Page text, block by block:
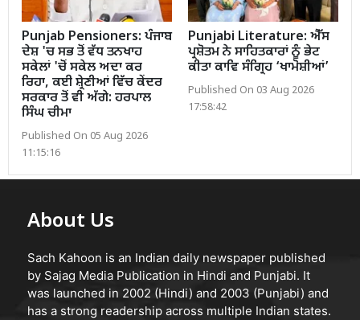
Punjab Pensioners: ਪੰਜਾਬ
ਦੇਸ਼ 'ਚ ਸਭ ਤੋਂ ਵੱਧ ਤਨਖਾਹ
ਸਕੇਲਾਂ 'ਚੋਂ ਸਕੇਲ ਅਦਾ ਕਰ
ਰਿਹਾ, ਕਈ ਸ਼੍ਰੇਣੀਆਂ ਵਿੱਚ ਕੇਂਦਰ
ਸਰਕਾਰ ਤੋਂ ਵੀ ਅੱਗੇ: ਹਰਪਾਲ
ਸਿੰਘ ਚੀਮਾ
Published On 05 Aug 2026
11:15:16
Punjabi Literature: ਐੱਸ
ਪ੍ਰਸ਼ੋਤਮ ਨੇ ਸਾਹਿਤਕਾਰਾਂ ਨੂੰ ਭੇਟ
ਕੀਤਾ ਕਾਵਿ ਸੰਗ੍ਰਿਹ ‘ਖਾਮੋਸ਼ੀਆਂ’
Published On 03 Aug 2026
17:58:42
About Us
Sach Kahoon is an Indian daily newspaper published
by Sajag Media Publication in Hindi and Punjabi. It
was launched in 2002 (Hindi) and 2003 (Punjabi) and
has a strong readership across multiple Indian states.